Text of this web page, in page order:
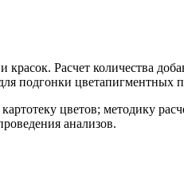
Расчет количества
цветапигментных
цветов; методику
анализов.